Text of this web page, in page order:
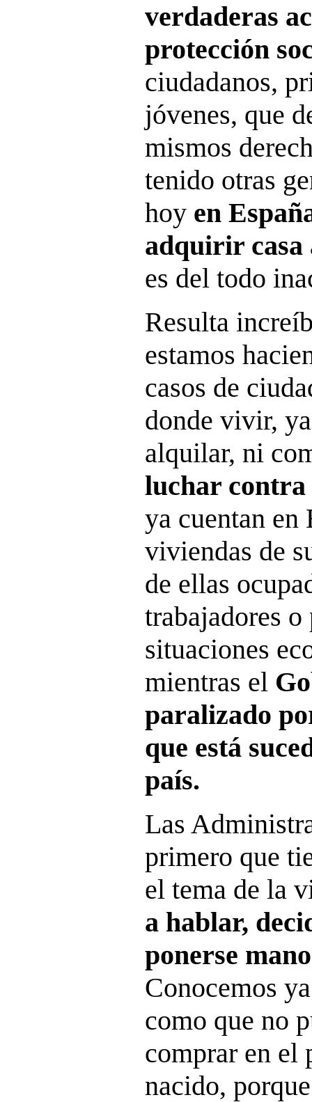
verdaderas
protección
ciudadanos,
jóvenes, que
mismos
tenido otras
hoy en
adquirir casa
es del todo
Resulta
estamos
casos de
donde vivir,
alquilar, ni
luchar
ya cuentan en
viviendas de
de ellas
trabajadores o
situaciones
mientras el
paralizado
que está
país.
Las
primero que
el tema de la
a hablar,
ponerse
Conocemos
como que no
comprar en el
nacido,